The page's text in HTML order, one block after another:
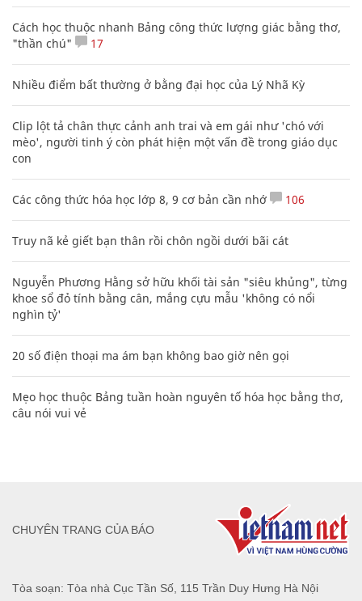
Cách học thuộc nhanh Bảng công thức lượng giác bằng thơ,
"thần chú"
17
Nhiều điểm bất thường ở bằng đại học của Lý Nhã Kỳ
Clip lột tả chân thực cảnh anh trai và em gái như 'chó với
mèo', người tinh ý còn phát hiện một vấn đề trong giáo dục
con
Các công thức hóa học lớp 8, 9 cơ bản cần nhớ 106
Truy nã kẻ giết bạn thân rồi chôn ngồi dưới bãi cát
Nguyễn Phương Hằng sở hữu khối tài sản "siêu khủng", từng
khoe sổ đỏ tính bằng cân, mắng cựu mẫu 'không có nổi
nghìn tỷ'
20 số điện thoại ma ám bạn không bao giờ nên gọi
Mẹo học thuộc Bảng tuần hoàn nguyên tố hóa học bằng thơ,
câu nói vui vẻ
Tòa soạn: Tòa nhà Cục Tần Số, 115 Trần Duy Hưng Hà Nội
CHUYÊN TRANG CỦA BÁO